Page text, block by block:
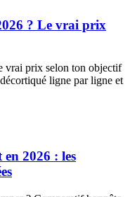
? Le vrai prix
vrai prix selon ton objectif
ligne par ligne et
2026 : les